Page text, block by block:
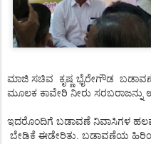
ಮಾಜಿ ಸಚಿವ ಕೃಷ್ಣ ಭೈರೇಗೌಡ
ಮೂಲಕ ಕಾವೇರಿ ನೀರು ಸರಬರಾಜನ್ನು
ಇದರೊಂದಿಗೆ ಬಡಾವಣೆ ನಿವಾಸಿಗಳ
ಬೇಡಿಕೆ ಈಡೇರಿತು. ಬಡಾವಣೆಯ